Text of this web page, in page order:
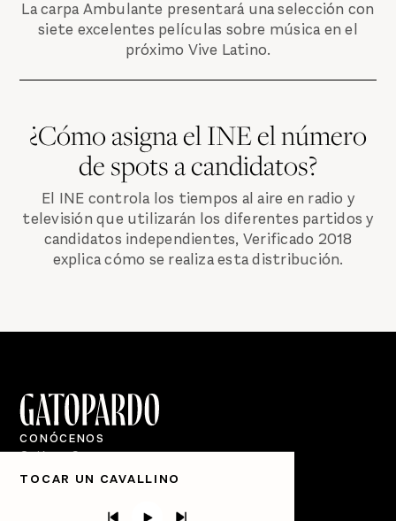
La carpa Ambulante presentará una selección con
siete excelentes películas sobre música en el
próximo Vive Latino.
¿Cómo asigna el INE el número
de spots a candidatos?
El INE controla los tiempos al aire en radio y
televisión que utilizarán los diferentes partidos y
candidatos independientes, Verificado 2018
explica cómo se realiza esta distribución.
TOCAR UN CAVALLINO
CONÓCENOS
Quiénes Somos
Directorio